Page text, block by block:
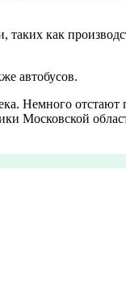
как
автобусов.
Немного
Московской